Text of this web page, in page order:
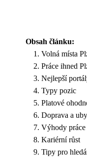
Obsah článku:
Volná místa
Práce ihned
Nejlepší
Typy pozic
Platové
Doprava a
Výhody
Kariérní růst
Tipy pro